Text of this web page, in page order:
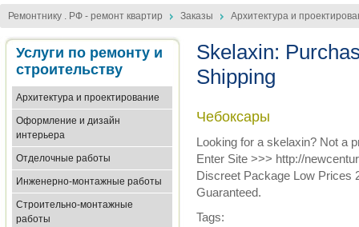
Ремонтнику . РФ - ремонт квартир Заказы Архитектура и
Услуги по ремонту и
строительству
Архитектура и проектирование
Оформление и дизайн
интерьера
Отделочные работы
Инженерно-монтажные работы
Строительно-монтажные
работы
Skelaxin:
Shipping
Чебоксары
Looking for a skelaxin? Not a
Enter Site >>> http://
Discreet Package Low Prices
Guaranteed.
Tags: